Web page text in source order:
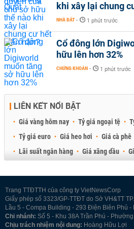
khi xây lại chung
NHÀ ĐẤT - 1 phút trước
Cổ đông lớn
hữu lên hơn 32%
CHỨNG KHOÁN - 1 phút trước
LIÊN KẾT NỔI BẬT
Giá vàng hôm nay Tỷ giá ngoại tệ
Tỷ giá euro
Giá heo hơi Giá cà phê
Lãi suất ngân hàng
Giá xăng dầu
Trang TTĐTTH của công ty VietNewsCorp
Giấy phép số 3323/GP-TTĐT do Sở VH&TT
Lầu 5 - Compa Building - 293 Điện Biên Phủ -
Chi nhánh: Số 5 - Khu 38A Trần Phú -
Chịu trách nhiệm nội dung: Hoàng Hữu Lợi